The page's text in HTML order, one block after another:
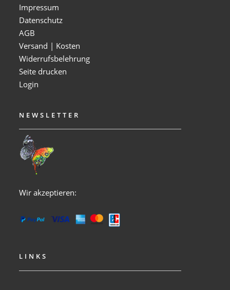
Impressum
Datenschutz
AGB
Versand | Kosten
Widerrufsbelehrung
Seite drucken
Login
NEWSLETTER
Wir akzeptieren:
LINKS